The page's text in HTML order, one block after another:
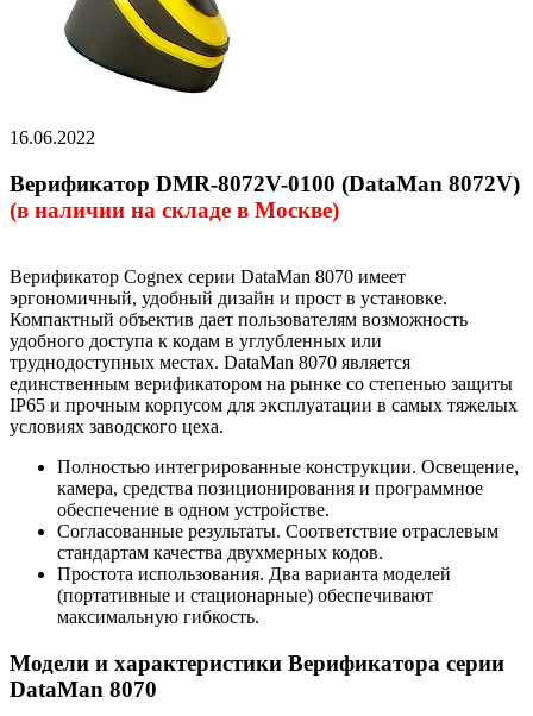
16.06.2022
Верификатор DMR-8072V-0100 (DataMan 8072V)
(в наличии на складе в Москве)
Верификатор Cognex серии DataMan 8070 имеет
эргономичный, удобный дизайн и прост в установке.
Компактный объектив дает пользователям возможность
удобного доступа к кодам в углубленных или
труднодоступных местах. DataMan 8070 является
единственным верификатором на рынке со степенью защиты
IP65 и прочным корпусом для эксплуатации в самых тяжелых
условиях заводского цеха.
Полностью интегрированные конструкции. Освещение,
камера, средства позиционирования и программное
обеспечение в одном устройстве.
Согласованные результаты. Соответствие отраслевым
стандартам качества двухмерных кодов.
Простота использования. Два варианта моделей
(портативные и стационарные) обеспечивают
максимальную гибкость.
Модели и характеристики Верификатора серии
DataMan 8070